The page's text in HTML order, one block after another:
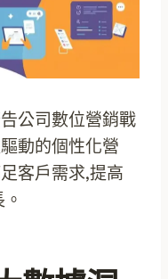
公司數位營銷戰
動的個性化營
客戶需求,提高